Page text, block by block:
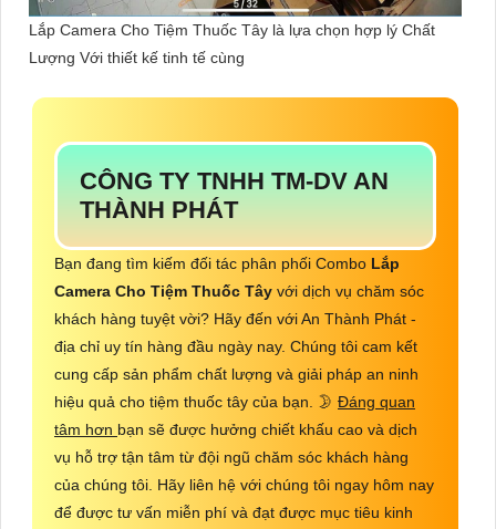
Lắp Camera Cho Tiệm Thuốc Tây là lựa chọn hợp lý Chất
Lượng Với thiết kế tinh tế cùng
CÔNG TY TNHH TM-DV AN
THÀNH PHÁT
Bạn đang tìm kiếm đối tác phân phối Combo Lắp
Camera Cho Tiệm Thuốc Tây với dịch vụ chăm sóc
khách hàng tuyệt vời? Hãy đến với An Thành Phát -
địa chỉ uy tín hàng đầu ngày nay. Chúng tôi cam kết
cung cấp sản phẩm chất lượng và giải pháp an ninh
hiệu quả cho tiệm thuốc tây của bạn. 🌛 Đáng quan
tâm hơn bạn sẽ được hưởng chiết khấu cao và dịch
vụ hỗ trợ tận tâm từ đội ngũ chăm sóc khách hàng
của chúng tôi. Hãy liên hệ với chúng tôi ngay hôm nay
để được tư vấn miễn phí và đạt được mục tiêu kinh